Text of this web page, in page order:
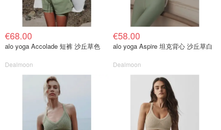
€68.00
alo yoga Accolade 短裤 沙丘草色
Dealmoon
€58.00
alo yoga Aspire 坦克背心 沙丘草白
Dealmoon